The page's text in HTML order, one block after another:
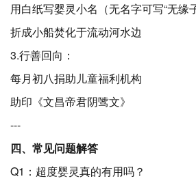
用白纸写婴灵小名（无名字可写“无缘子
折成小船焚化于流动河水边
3.行善回向：
每月初八捐助儿童福利机构
助印《文昌帝君阴骘文》
---
四、常见问题解答
Q1：超度婴灵真的有用吗？